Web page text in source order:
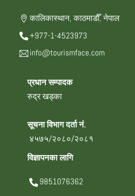
कालिकास्थान, काठमाडौँ, नेपाल
+977-1-4523973
info@tourismface.com
प्रधान सम्पादक
रुद्र खड्का
सूचना विभाग दर्ता नं.
४५७५/२०८०/२०८१
विज्ञापनका लागि
9851076362